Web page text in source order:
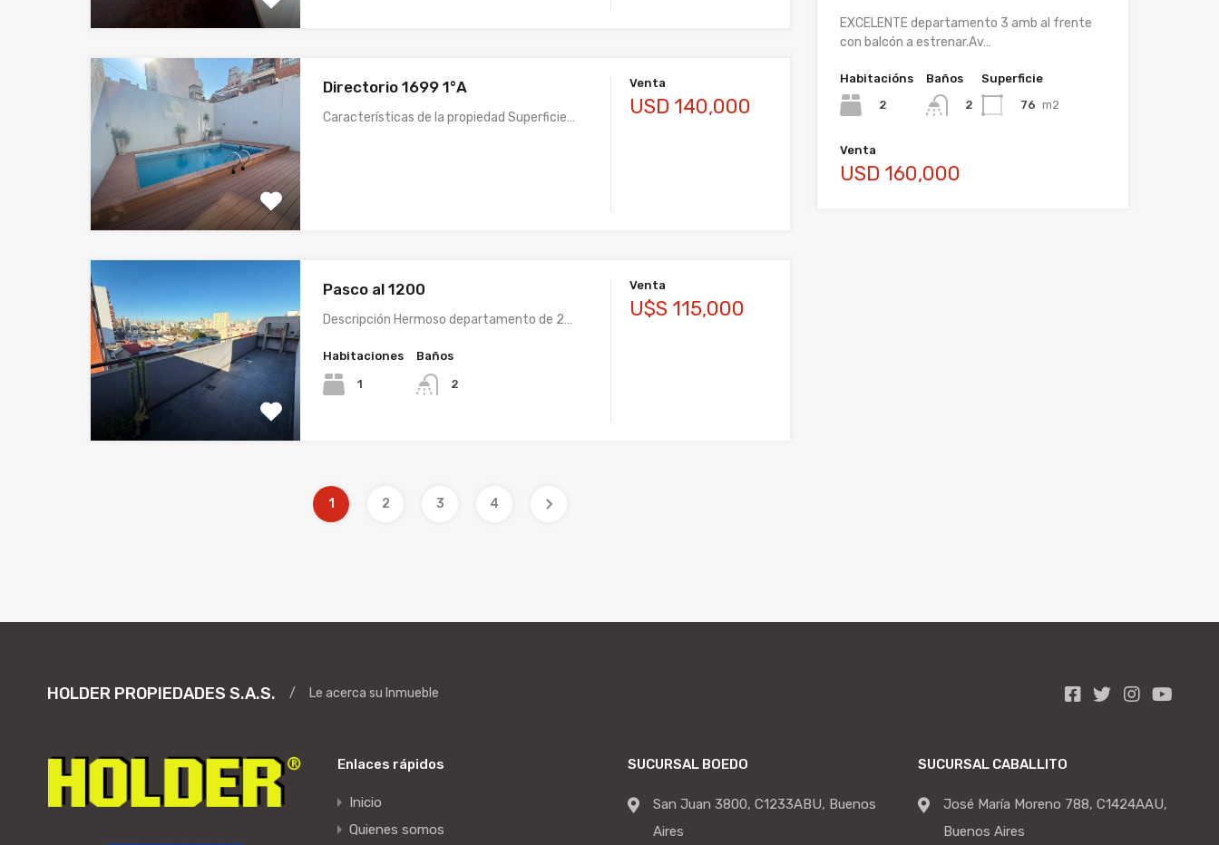
Directorio 1699 1°A
Características de la propiedad Superficie…
Venta
USD 140,000
Pasco al 1200
Descripción Hermoso departamento de 2…
Habitaciones
1
Baños
2
Venta
U$S 115,000
1 2 3 4
EXCELENTE departamento 3 amb al frente
con balcón a estrenar.Av…
Habitacións
2
Baños
2
Superficie
76 m2
Venta
USD 160,000
HOLDER PROPIEDADES S.A.S. / Le acerca su Inmueble
Enlaces rápidos
Inicio
Quienes somos
SUCURSAL BOEDO
San Juan 3800, C1233ABU, Buenos
Aires
SUCURSAL CABALLITO
José María Moreno 788, C1424AAU,
Buenos Aires